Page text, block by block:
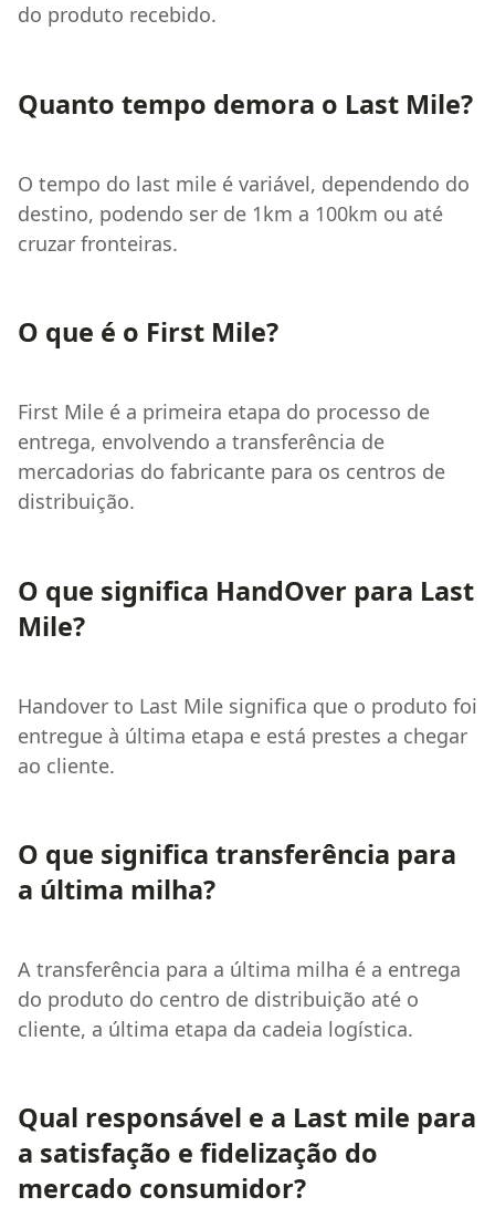
do produto recebido.
Quanto tempo demora o Last Mile?
O tempo do last mile é variável, dependendo do
destino, podendo ser de 1km a 100km ou até
cruzar fronteiras.
O que é o First Mile?
First Mile é a primeira etapa do processo de
entrega, envolvendo a transferência de
mercadorias do fabricante para os centros de
distribuição.
O que significa HandOver para Last
Mile?
Handover to Last Mile significa que o produto foi
entregue à última etapa e está prestes a chegar
ao cliente.
O que significa transferência para
a última milha?
A transferência para a última milha é a entrega
do produto do centro de distribuição até o
cliente, a última etapa da cadeia logística.
Qual responsável e a Last mile para
a satisfação e fidelização do
mercado consumidor?